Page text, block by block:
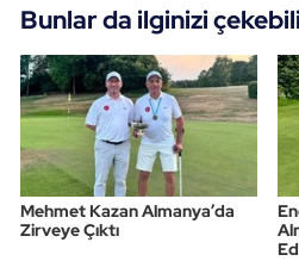
Bunlar da ilginizi
Mehmet Kazan Almanya’da
Zirveye Çıktı